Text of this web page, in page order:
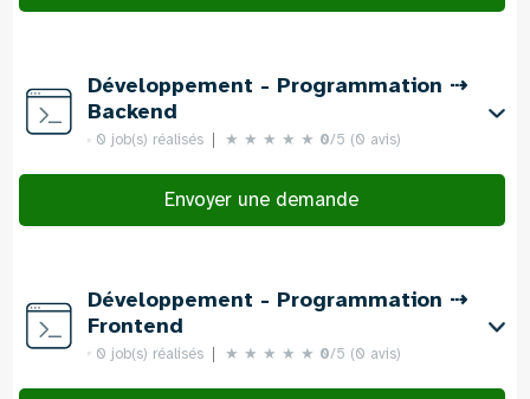
Développement - Programmation ⇢
Backend
0 job(s) réalisés ★ ★ ★ ★ ★ 0/5 (0 avis)
Envoyer une demande
Développement - Programmation ⇢
Frontend
0 job(s) réalisés ★ ★ ★ ★ ★ 0/5 (0 avis)